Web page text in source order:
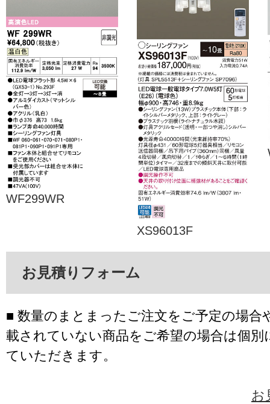
WF299WR
XS96013F
お見積りフォーム
■ 数量のまとまったご注文をご予定の場合
載されていない商品をご希望の場合は個別
ていただきます。
お